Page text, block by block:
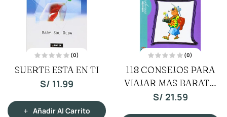
a
l
o
c
o
(0)
SUERTE ESTA EN TI
S/ 11.99
Añadir Al Carrito
a
l
o
r
o
(0)
118 CONSEJOS PARA
VIAJAR MAS BARATO
MAS COMODO Y MAS
S/ 21.59